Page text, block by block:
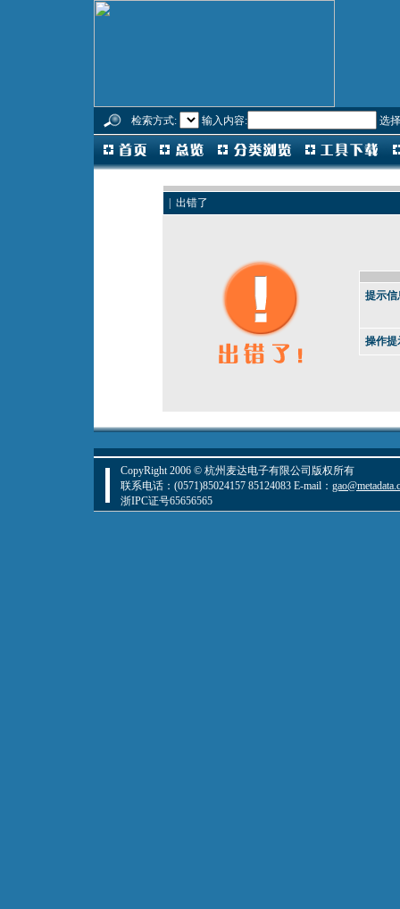
检索方式: 输入内容: 选
| 出错了
提示信
操作提
CopyRight 2006 © 杭州麦达电子有限公司版权所有
联系电话：(0571)85024157 85124083 E-mail：
浙IPC证号65656565